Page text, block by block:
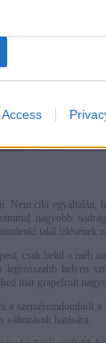
Nem ciki egyáltalán,
nagyobb
talál ízlésének
csak belül a méh
helyen
már grapefruit
szeméremdombtól
változások hatására.